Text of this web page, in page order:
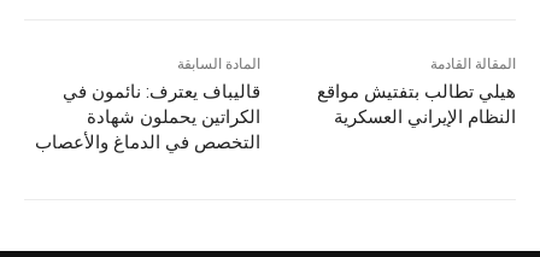
المادة السابقة
قاليباف يعترف: نائمون في
الكراتين يحملون شهادة
التخصص في الدماغ والأعصاب
المقالة القادمة
هيلي تطالب بتفتيش مواقع
النظام الإيراني العسكرية